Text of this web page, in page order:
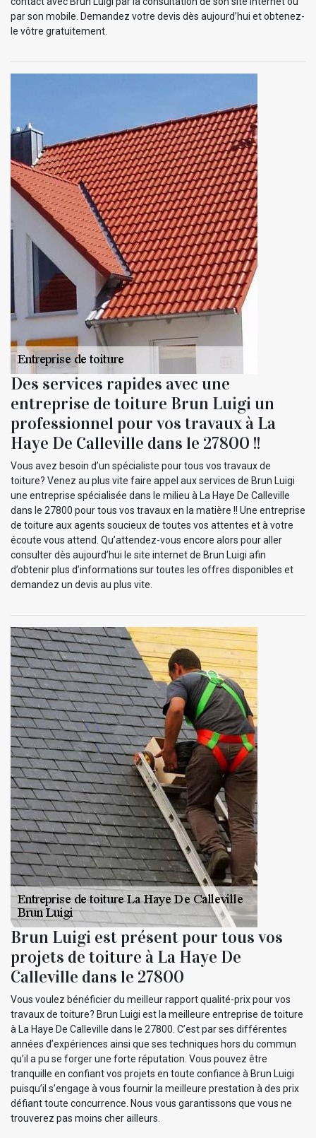
par son mobile. Demandez votre devis dès aujourd’hui et obtenez-
le vôtre gratuitement.
Des services rapides avec une
entreprise de toiture Brun Luigi un
professionnel pour vos travaux à La
Haye De Calleville dans le 27800 !!
Vous avez besoin d’un spécialiste pour tous vos travaux de
toiture? Venez au plus vite faire appel aux services de Brun Luigi
une entreprise spécialisée dans le milieu à La Haye De Calleville
dans le 27800 pour tous vos travaux en la matière !! Une entreprise
de toiture aux agents soucieux de toutes vos attentes et à votre
écoute vous attend. Qu’attendez-vous encore alors pour aller
consulter dès aujourd’hui le site internet de Brun Luigi afin
d’obtenir plus d’informations sur toutes les offres disponibles et
demandez un devis au plus vite.
Brun Luigi est présent pour tous vos
projets de toiture à La Haye De
Calleville dans le 27800
Vous voulez bénéficier du meilleur rapport qualité-prix pour vos
travaux de toiture? Brun Luigi est la meilleure entreprise de toiture
à La Haye De Calleville dans le 27800. C’est par ses différentes
années d’expériences ainsi que ses techniques hors du commun
qu’il a pu se forger une forte réputation. Vous pouvez être
tranquille en confiant vos projets en toute confiance à Brun Luigi
puisqu’il s’engage à vous fournir la meilleure prestation à des prix
défiant toute concurrence. Nous vous garantissons que vous ne
trouverez pas moins cher ailleurs.